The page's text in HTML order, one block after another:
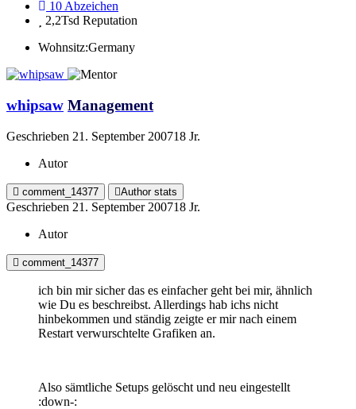
10 Abzeichen
2,2Tsd Reputation
Wohnsitz:Germany
whipsaw Management
Geschrieben 21. September 200718 Jr.
Autor
comment_14377 Author stats
Geschrieben 21. September 200718 Jr.
Autor
comment_14377
ich bin mir sicher das es einfacher geht bei mir, ähnlich
wie Du es beschreibst. Allerdings hab ichs nicht
hinbekommen und ständig zeigte er mir nach einem
Restart verwurschtelte Grafiken an.
Also sämtliche Setups gelöscht und neu eingestellt
:down-: